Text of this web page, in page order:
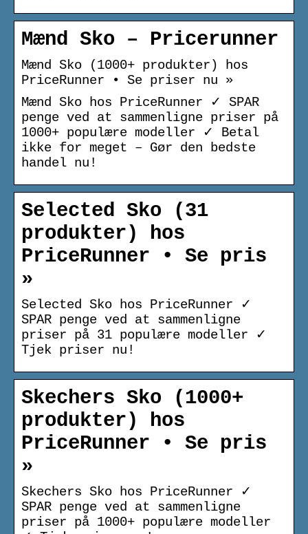
Mænd Sko – Pricerunner
Mænd Sko (1000+ produkter) hos
PriceRunner • Se priser nu »
Mænd Sko hos PriceRunner ✓ SPAR
penge ved at sammenligne priser på
1000+ populære modeller ✓ Betal
ikke for meget – Gør den bedste
handel nu!
Selected Sko (31
produkter) hos
PriceRunner • Se pris
»
Selected Sko hos PriceRunner ✓
SPAR penge ved at sammenligne
priser på 31 populære modeller ✓
Tjek priser nu!
Skechers Sko (1000+
produkter) hos
PriceRunner • Se pris
»
Skechers Sko hos PriceRunner ✓
SPAR penge ved at sammenligne
priser på 1000+ populære modeller